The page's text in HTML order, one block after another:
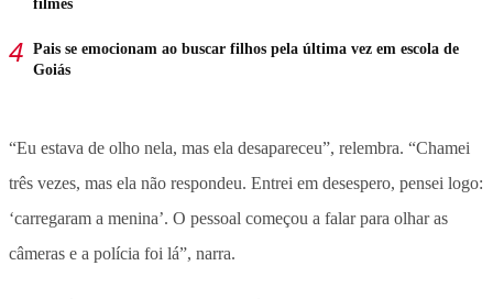
filmes
Pais se emocionam ao buscar filhos pela última vez em escola de
Goiás
“Eu estava de olho nela, mas ela desapareceu”, relembra. “Chamei
três vezes, mas ela não respondeu. Entrei em desespero, pensei logo:
‘carregaram a menina’. O pessoal começou a falar para olhar as
câmeras e a polícia foi lá”, narra.